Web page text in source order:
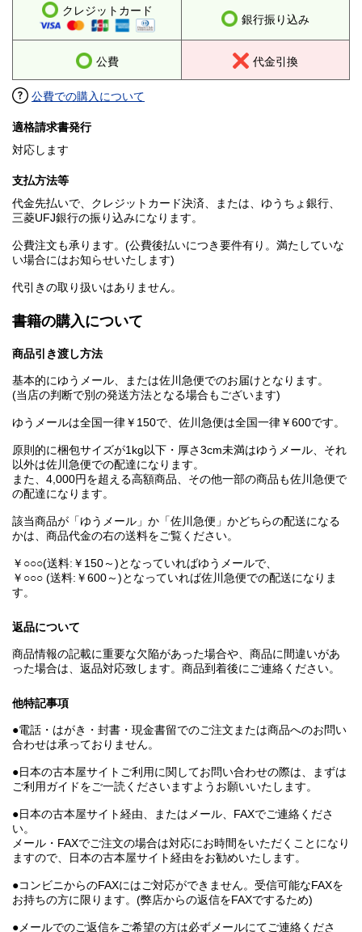
クレジットカード
銀行振り込み
公費 代金引換
公費での購入について
適格請求書発行
対応します
支払方法等
代金先払いで、クレジットカード決済、または、ゆうちょ銀行、
三菱UFJ銀行の振り込みになります。
公費注文も承ります。(公費後払いにつき要件有り。満たしていな
い場合にはお知らせいたします)
代引きの取り扱いはありません。
書籍の購入について
商品引き渡し方法
基本的にゆうメール、または佐川急便でのお届けとなります。
(当店の判断で別の発送方法となる場合もございます)
ゆうメールは全国一律￥150で、佐川急便は全国一律￥600です。
原則的に梱包サイズが1kg以下・厚さ3cm未満はゆうメール、それ
以外は佐川急便での配達になります。
また、4,000円を超える高額商品、その他一部の商品も佐川急便で
の配達になります。
該当商品が「ゆうメール」か「佐川急便」かどちらの配送になる
かは、商品代金の右の送料をご覧ください。
￥○○○(送料:￥150～)となっていればゆうメールで、
￥○○○ (送料:￥600～)となっていれば佐川急便での配送になりま
す。
返品について
商品情報の記載に重要な欠陥があった場合や、商品に間違いがあ
った場合は、返品対応致します。商品到着後にご連絡ください。
他特記事項
●電話・はがき・封書・現金書留でのご注文または商品へのお問い
合わせは承っておりません。
●日本の古本屋サイトご利用に関してお問い合わせの際は、まずは
ご利用ガイドをご一読くださいますようお願いいたします。
●日本の古本屋サイト経由、またはメール、FAXでご連絡くださ
い。
メール・FAXでご注文の場合は対応にお時間をいただくことになり
ますので、日本の古本屋サイト経由をお勧めいたします。
●コンビニからのFAXにはご対応ができません。受信可能なFAXを
お持ちの方に限ります。(弊店からの返信をFAXでするため)
●メールでのご返信をご希望の方は必ずメールにてご連絡くださ